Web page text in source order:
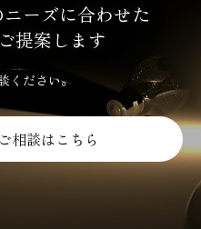
ーズに合わせた
提案します
ください。
相談はこちら